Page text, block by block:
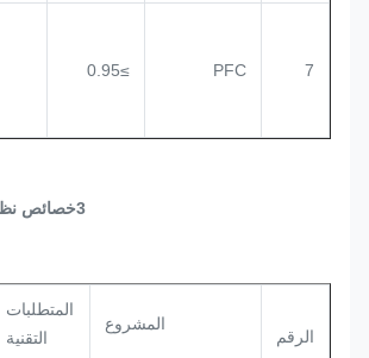
7
PFC
≥0.95
3خصائص نظام الطاقة الخروج:
الرقم
المشروع
المتطلبات
التقنية